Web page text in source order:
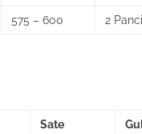
575 – 600 2
Sate